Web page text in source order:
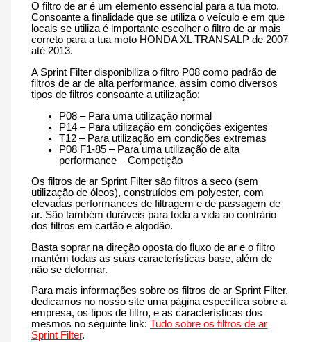
O filtro de ar é um elemento essencial para a tua moto.
Consoante a finalidade que se utiliza o veículo e em que
locais se utiliza é importante escolher o filtro de ar mais
correto para a tua moto HONDA XL TRANSALP de 2007
até 2013.
A Sprint Filter disponibiliza o filtro P08 como padrão de
filtros de ar de alta performance, assim como diversos
tipos de filtros consoante a utilização:
P08 – Para uma utilização normal
P14 – Para utilização em condições exigentes
T12 – Para utilização em condições extremas
P08 F1-85 – Para uma utilização de alta
performance – Competição
Os filtros de ar Sprint Filter são filtros a seco (sem
utilização de óleos), construídos em polyester, com
elevadas performances de filtragem e de passagem de
ar. São também duráveis para toda a vida ao contrário
dos filtros em cartão e algodão.
Basta soprar na direção oposta do fluxo de ar e o filtro
mantém todas as suas características base, além de
não se deformar.
Para mais informações sobre os filtros de ar Sprint Filter,
dedicamos no nosso site uma página específica sobre a
empresa, os tipos de filtro, e as características dos
mesmos no seguinte link:Tudo sobre os filtros de ar
Sprint Filter.